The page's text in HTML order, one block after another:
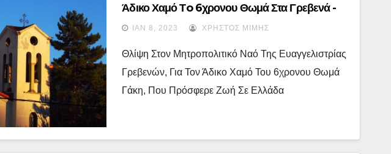
Άδικο Χαμό Τo 6χρονου Θωμά Στα Γρεβενά -
(εικόνες + Video)
ΙΑΝ 8, 2023 ΧΡΉΣΤΟΣ ΜΊΜΗΣ
Θλίψη Στον Μητροπολιτικό Ναό Της Ευαγγελιστρίας
Γρεβενών, Για Τον Άδικο Χαμό Του 6χρονου Θωμά
Γάκη, Που Πρόσφερε Ζωή Σε Ελλάδα